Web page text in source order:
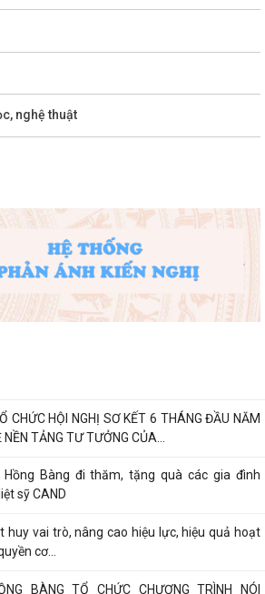
nghệ thuật
CAO CHẤT LƯỢNG SINH HOẠT CHI BỘ TỪ
Hoàng (phường Hồng Bàng) tăng kiến thức,
nước...
ĐẦU NĂM 2026
BÀNG NGHIÊM TÚC THAM DỰ HỘI NGHỊ
HỌC TẬP, QUÁN TRIỆT VÀ...
- UBMTTQ VIỆT NAM PHƯỜNG PHỐI HỢP
KHÁNH THIỆN VÀ...
LIỆT SĨ
Lễ tưởng niệm, cầu siêu Mẹ Việt Nam Anh
sĩ
các Anh hùng - Liệt sĩ tại các di tích trên địa
CHỨC HỘI NGHỊ SƠ KẾT 6 THÁNG ĐẦU NĂM
TẢNG TƯ TƯỞNG CỦA...
Hồng Bàng đi thăm, tặng quà các gia đình